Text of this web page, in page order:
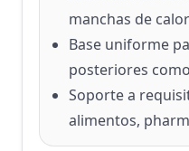
manchas de
Base uniforme
posteriores
Soporte a
alimentos,